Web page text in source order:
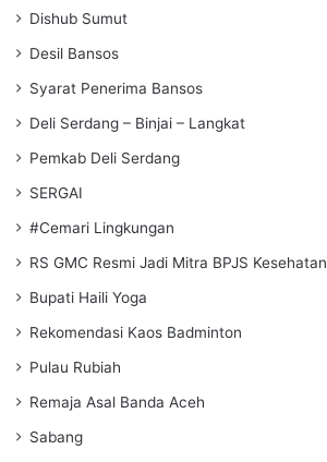
Dishub Sumut
Desil Bansos
Syarat Penerima Bansos
Deli Serdang – Binjai – Langkat
Pemkab Deli Serdang
SERGAI
#Cemari Lingkungan
RS GMC Resmi Jadi Mitra BPJS Kesehatan
Bupati Haili Yoga
Rekomendasi Kaos Badminton
Pulau Rubiah
Remaja Asal Banda Aceh
Sabang